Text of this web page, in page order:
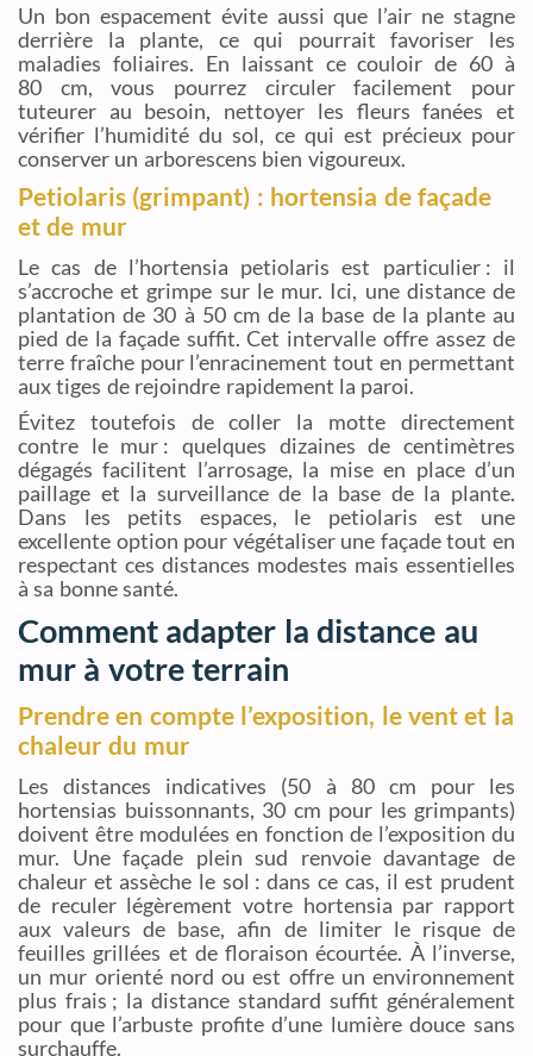
Un bon espacement évite aussi que l’air ne stagne
derrière la plante, ce qui pourrait favoriser les
maladies foliaires. En laissant ce couloir de 60 à
80 cm, vous pourrez circuler facilement pour
tuteurer au besoin, nettoyer les fleurs fanées et
vérifier l’humidité du sol, ce qui est précieux pour
conserver un arborescens bien vigoureux.
Petiolaris (grimpant) : hortensia de façade
et de mur
Le cas de l’hortensia petiolaris est particulier : il
s’accroche et grimpe sur le mur. Ici, une distance de
plantation de 30 à 50 cm de la base de la plante au
pied de la façade suffit. Cet intervalle offre assez de
terre fraîche pour l’enracinement tout en permettant
aux tiges de rejoindre rapidement la paroi.
Évitez toutefois de coller la motte directement
contre le mur : quelques dizaines de centimètres
dégagés facilitent l’arrosage, la mise en place d’un
paillage et la surveillance de la base de la plante.
Dans les petits espaces, le petiolaris est une
excellente option pour végétaliser une façade tout en
respectant ces distances modestes mais essentielles
à sa bonne santé.
Comment adapter la distance au
mur à votre terrain
Prendre en compte l’exposition, le vent et la
chaleur du mur
Les distances indicatives (50 à 80 cm pour les
hortensias buissonnants, 30 cm pour les grimpants)
doivent être modulées en fonction de l’exposition du
mur. Une façade plein sud renvoie davantage de
chaleur et assèche le sol : dans ce cas, il est prudent
de reculer légèrement votre hortensia par rapport
aux valeurs de base, afin de limiter le risque de
feuilles grillées et de floraison écourtée. À l’inverse,
un mur orienté nord ou est offre un environnement
plus frais ; la distance standard suffit généralement
pour que l’arbuste profite d’une lumière douce sans
surchauffe.